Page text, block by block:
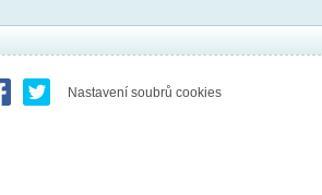
Nastavení soubrů cookies